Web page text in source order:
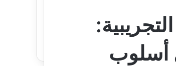
التجريبية:
أسلوب